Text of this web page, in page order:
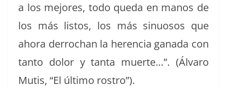
a los mejores, todo que­da en manos de
los más lis­tos, los más sin­u­osos que
aho­ra der­rochan la heren­cia gana­da con
tan­to dolor y tan­ta muerte…”. (Álvaro
Mutis, “El últi­mo rostro”).